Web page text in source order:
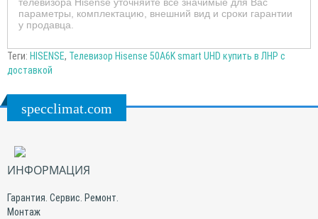
телевизора Hisense уточняйте все значимые для Вас
параметры, комплектацию, внешний вид и сроки гарантии
у продавца.
Теги: HISENSE, Телевизор Hisense 50A6K smart UHD купить в ЛНР с
доставкой
specclimat.com
ИНФОРМАЦИЯ
Гарантия. Сервис. Ремонт.
Монтаж